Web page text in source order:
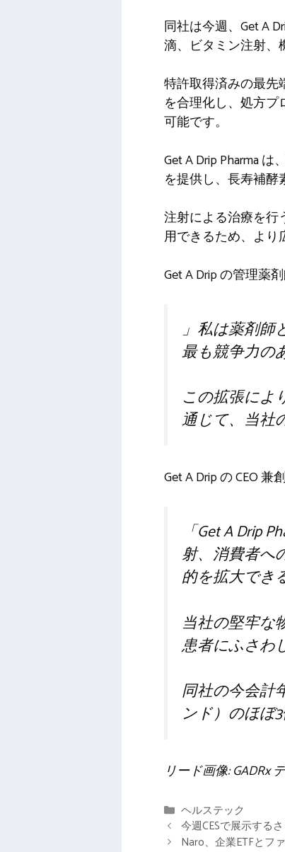
同社は今週、Get A
滴、ビタミン注射、
特許取得済みの最先
を合理化し、処方
可能です。
Get A Drip Pharma
を提供し、長寿補酵
注射による治療を行
用できるため、より
Get A Drip の管理薬
」 私は薬剤師
最も競争力の
この拡張によ
通じて、当社
Get A Drip の CEO 兼
「Get A Drip
射、消費者へ
的を拡大でき
当社の堅牢な
患者にふさわ
同社の今会計
ンド）のほぼ3
リード画像: GADRx
カ
テ
ゴ
ヘルステック
今週CESで展示する
Naro、企業ETFとフ